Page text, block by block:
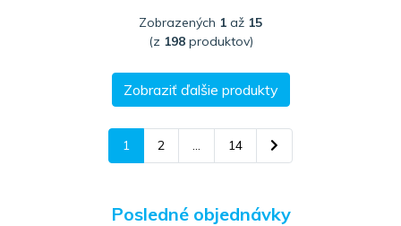
Zobrazených 1 až 15
(z 198produktov)
Zobraziť ďalšie produkty
1 2 ... 14
Posledné objednávky